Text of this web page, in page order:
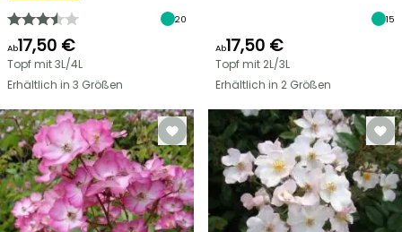
20
Ab17,50 €
Topf mit 3L/4L
Erhältlich in 3 Größen
15
Ab17,50 €
Topf mit 2L/3L
Erhältlich in 2 Größen